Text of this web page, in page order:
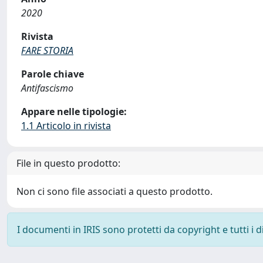
2020
Rivista
FARE STORIA
Parole chiave
Antifascismo
Appare nelle tipologie:
1.1 Articolo in rivista
File in questo prodotto:
Non ci sono file associati a questo prodotto.
I documenti in IRIS sono protetti da copyright e tutti i